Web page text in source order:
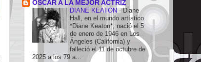
OSCAR A LA MEJOR ACTRIZ
DIANE KEATON-Diane
Hall, en el mundo artístico
*Diane Keaton*, nació el 5
de enero de 1946 en Los
Ángeles (California) y
falleció el 11 de octubre de
2025 a los 79 a...